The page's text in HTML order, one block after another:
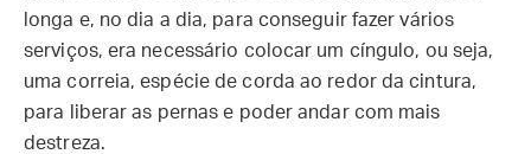
longa e, no dia a dia, para conseguir fazer vários
serviços, era necessário colocar um cíngulo, ou seja,
uma correia, espécie de corda ao redor da cintura,
para liberar as pernas e poder andar com mais
destreza.